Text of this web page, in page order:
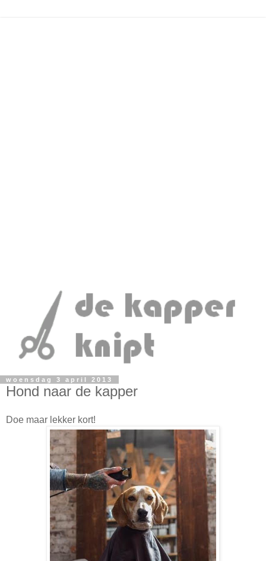
woensdag 3 april 2013
Hond naar de kapper
Doe maar lekker kort!